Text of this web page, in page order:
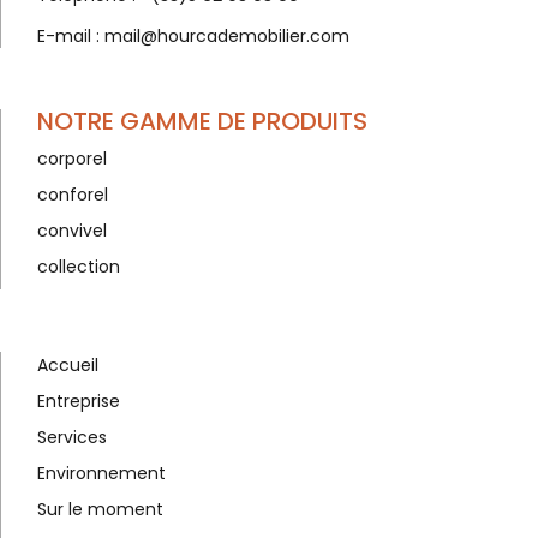
E-mail : mail@hourcademobilier.com
NOTRE GAMME DE PRODUITS
corporel
conforel
convivel
collection
Accueil
Entreprise
Services
Environnement
Sur le moment